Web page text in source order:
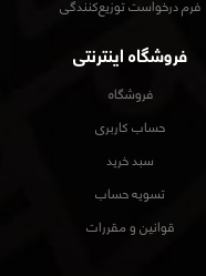
فرم درخواست توزیع‌کنندگی
فروشگاه اینترنتی
فروشگاه
حساب کاربری
سبد خرید
تسویه حساب
قوانین و مقررات